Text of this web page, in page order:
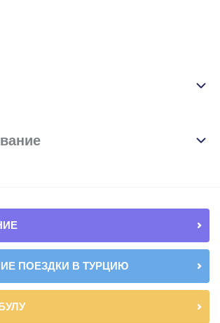
ПОЕЗДКИ В ТУРЦИЮ